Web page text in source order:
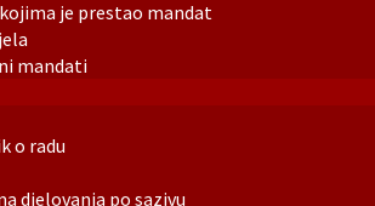
je prestao mandat
mandati
o radu
djelovanja po sazivu